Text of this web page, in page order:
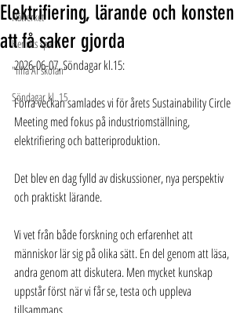
Nätverket
Henrics spalt
"lilla AI skolan"
Söndagar kl. 15
Elektrifiering, lärande och konsten
att få saker gjorda
2026-06-07, Söndagar kl.15:
Förra veckan samlades vi för årets Sustainability Circle
Meeting med fokus på industriomställning,
elektrifiering och batteriproduktion.
Det blev en dag fylld av diskussioner, nya perspektiv
och praktiskt lärande.
Vi vet från både forskning och erfarenhet att
människor lär sig på olika sätt. En del genom att läsa,
andra genom att diskutera. Men mycket kunskap
uppstår först när vi får se, testa och uppleva